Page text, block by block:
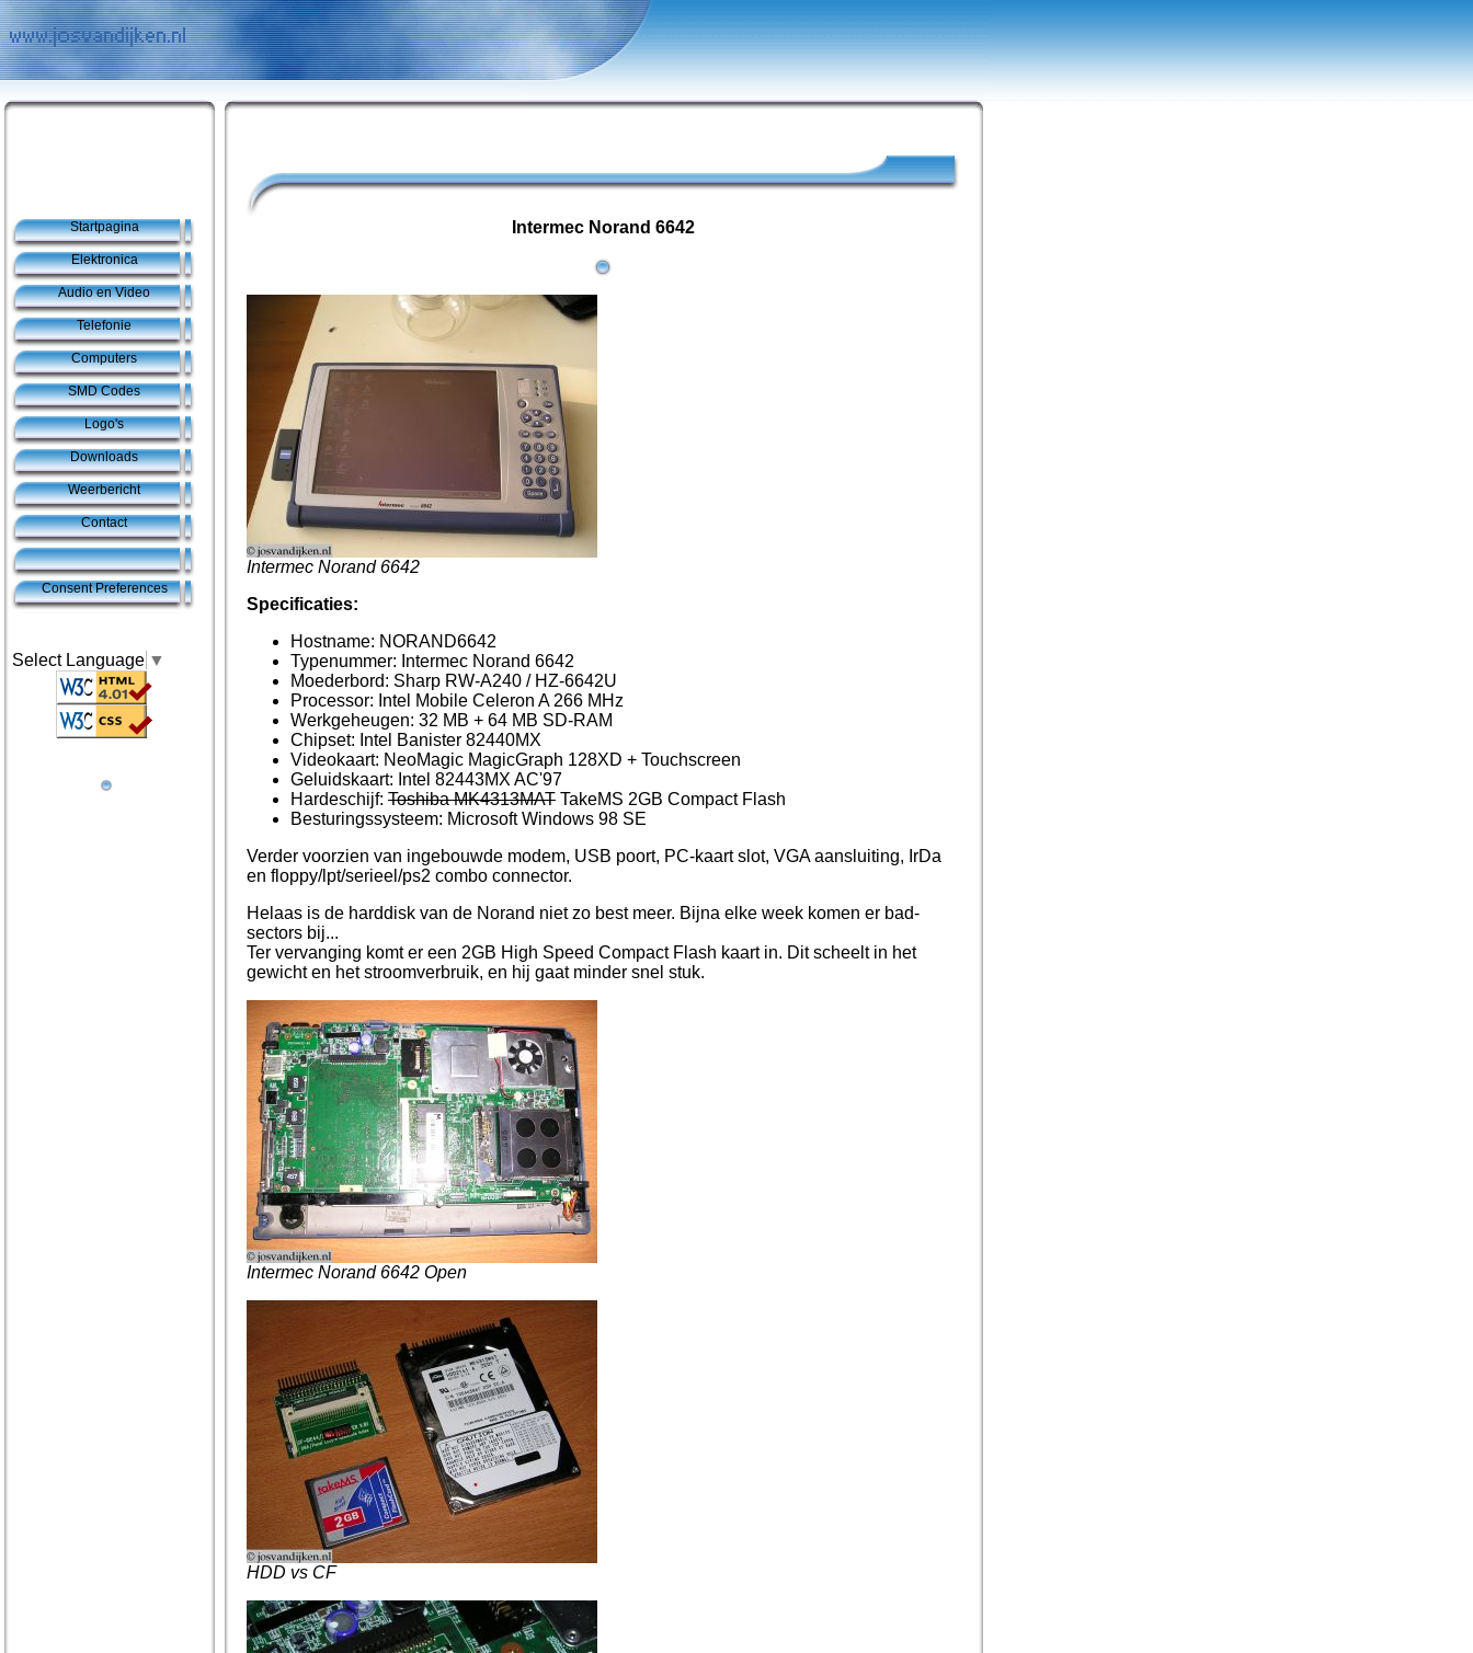
Startpagina
Elektronica
Audio en Video
Telefonie
Computers
SMD Codes
Logo's
Downloads
Weerbericht
Contact
Consent Preferences
Select Language ▼
Intermec Norand 6642
Intermec Norand 6642
Specificaties:
Hostname: NORAND6642
Typenummer: Intermec Norand 6642
Moederbord: Sharp RW-A240 / HZ-6642U
Processor: Intel Mobile Celeron A 266 MHz
Werkgeheugen: 32 MB + 64 MB SD-RAM
Chipset: Intel Banister 82440MX
Videokaart: NeoMagic MagicGraph 128XD + Touchscreen
Geluidskaart: Intel 82443MX AC'97
Hardeschijf: Toshiba MK4313MAT TakeMS 2GB Compact Flash
Besturingssysteem: Microsoft Windows 98 SE
Verder voorzien van ingebouwde modem, USB poort, PC-kaart slot, VGA aansluiting, IrDa
en floppy/lpt/serieel/ps2 combo connector.
Helaas is de harddisk van de Norand niet zo best meer. Bijna elke week komen er bad-
sectors bij...
Ter vervanging komt er een 2GB High Speed Compact Flash kaart in. Dit scheelt in het
gewicht en het stroomverbruik, en hij gaat minder snel stuk.
Intermec Norand 6642 Open
HDD vs CF